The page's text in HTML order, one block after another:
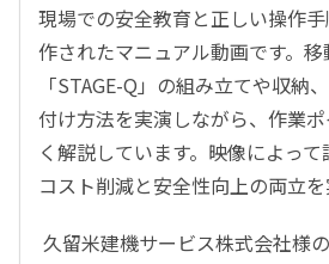
現場での安全教育と正しい操作
作されたマニュアル動画です。
「STAGE-Q 」の組み立てや収納
付け方法を実演しながら、作業
く解説しています。映像によっ
コスト削減と安全性向上の両立を
久留米建機サービス株式会社様